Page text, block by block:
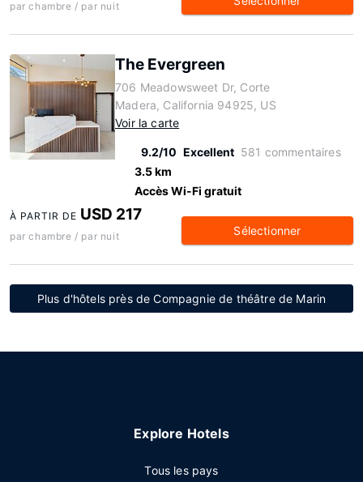
par chambre / par nuit
The Evergreen
706 Meadowsweet Dr, Corte
Madera, California 94925, US
Voir la carte
9.2/10 Excellent 581 commentaires
3.5 km
Accès Wi-Fi gratuit
À PARTIR DE USD 217
par chambre / par nuit Sélectionner
Plus d'hôtels près de Compagnie de théâtre de Marin
Explore Hotels
Tous les pays